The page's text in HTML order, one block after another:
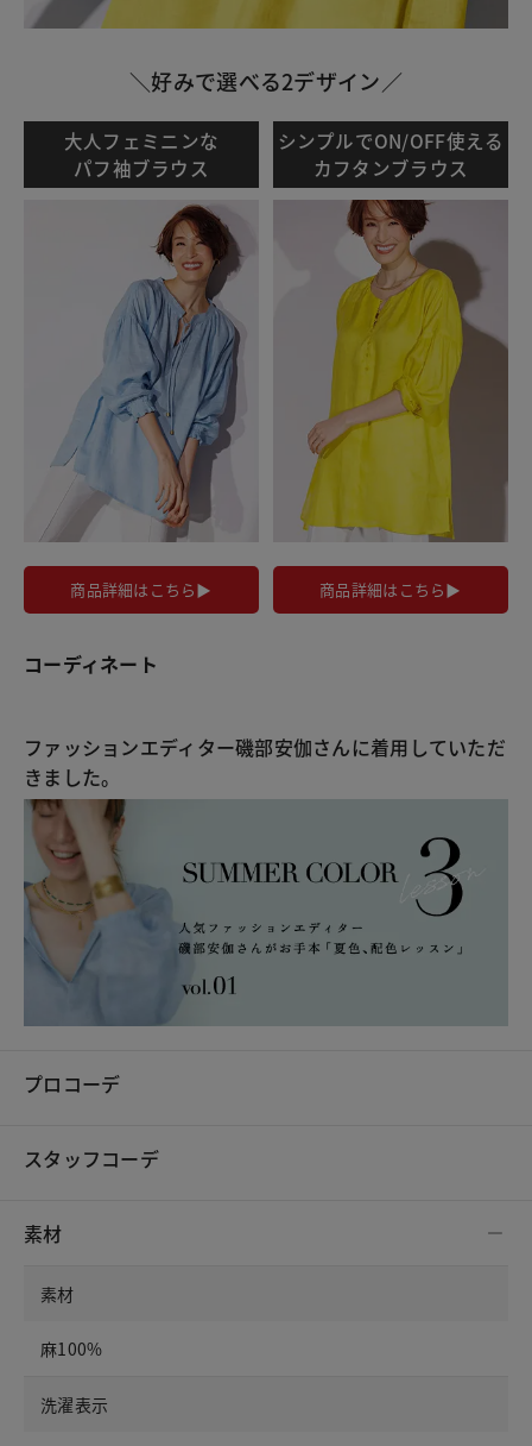
＼好みで選べる2デザイン／
大人フェミニンな
パフ袖ブラウス
商品詳細はこちら▶
シンプルでON/OFF使える
カフタンブラウス
商品詳細はこちら▶
コーディネート
ファッションエディター磯部安伽さんに着用していただ
きました。
プロコーデ
スタッフコーデ
素材
素材
麻100%
洗濯表示